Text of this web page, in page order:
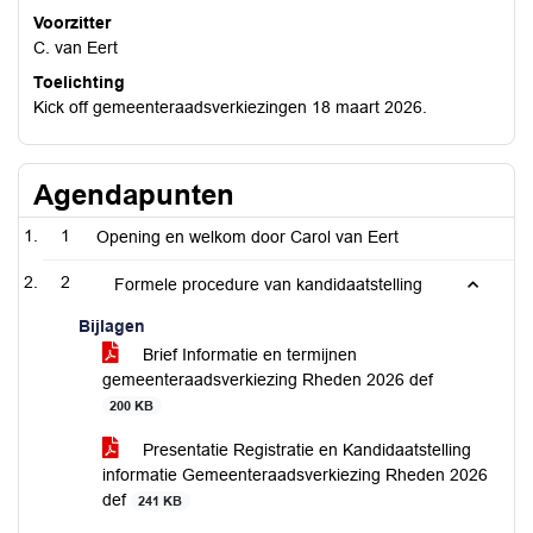
Voorzitter
C. van Eert
Toelichting
Kick off gemeenteraadsverkiezingen 18 maart 2026.
Agendapunten
1 Opening en welkom door Carol van Eert
2 Formele procedure van kandidaatstelling
Bijlagen
Brief Informatie en termijnen
gemeenteraadsverkiezing Rheden 2026 def
200 KB
Presentatie Registratie en Kandidaatstelling
informatie Gemeenteraadsverkiezing Rheden 2026
def
241 KB